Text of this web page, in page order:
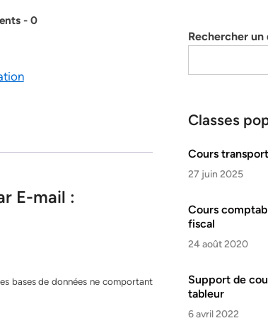
- 0
E-mail :
bases de données ne comportant
Rechercher
Classes
Cours
27 juin 2025
Cours
fiscal
24 août 2020
Support de
tableur
6 avril 2022